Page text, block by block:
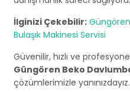
İlginizi Çekebilir:
Bulaşık Makinesi Servisi
Güvenilir, hızlı ve
Güngören Beko
çözümlerimizle yanınızdayız.